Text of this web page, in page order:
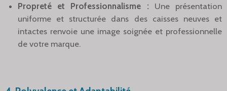
Propreté et Professionnalisme : Une présentation
uniforme et structurée dans des caisses neuves et
intactes renvoie une image soignée et professionnelle
de votre marque.